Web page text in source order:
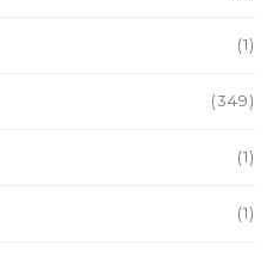
(1)
(349)
(1)
(1)